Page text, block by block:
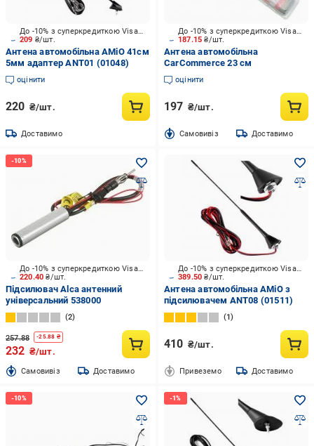
209 ₴/шт.
До -10% з суперкредиткою Visa Вигода
Антена автомобільна AMiO 41см
5мм адаптер ANT01 (01048)
оцінити
220 ₴/шт.
Доставимо
187.15₴/шт.
До -10% з суперкредиткою Visa Вигода
Антена автомобільна
CarCommerce 23 см
оцінити
197 ₴/шт.
Cамовивіз Доставимо
220.40₴/шт.
До -10% з суперкредиткою Visa Вигода
Підсилювач Alca антенний
універсальний 538000
2
257.88 -25.88 ₴
232 ₴/шт.
Cамовивіз Доставимо
389.50₴/шт.
До -10% з суперкредиткою Visa Вигода
Антена автомобільна AMiO з
пiдсилювачем ANT08 (01511)
1
410 ₴/шт.
Привеземо Доставимо